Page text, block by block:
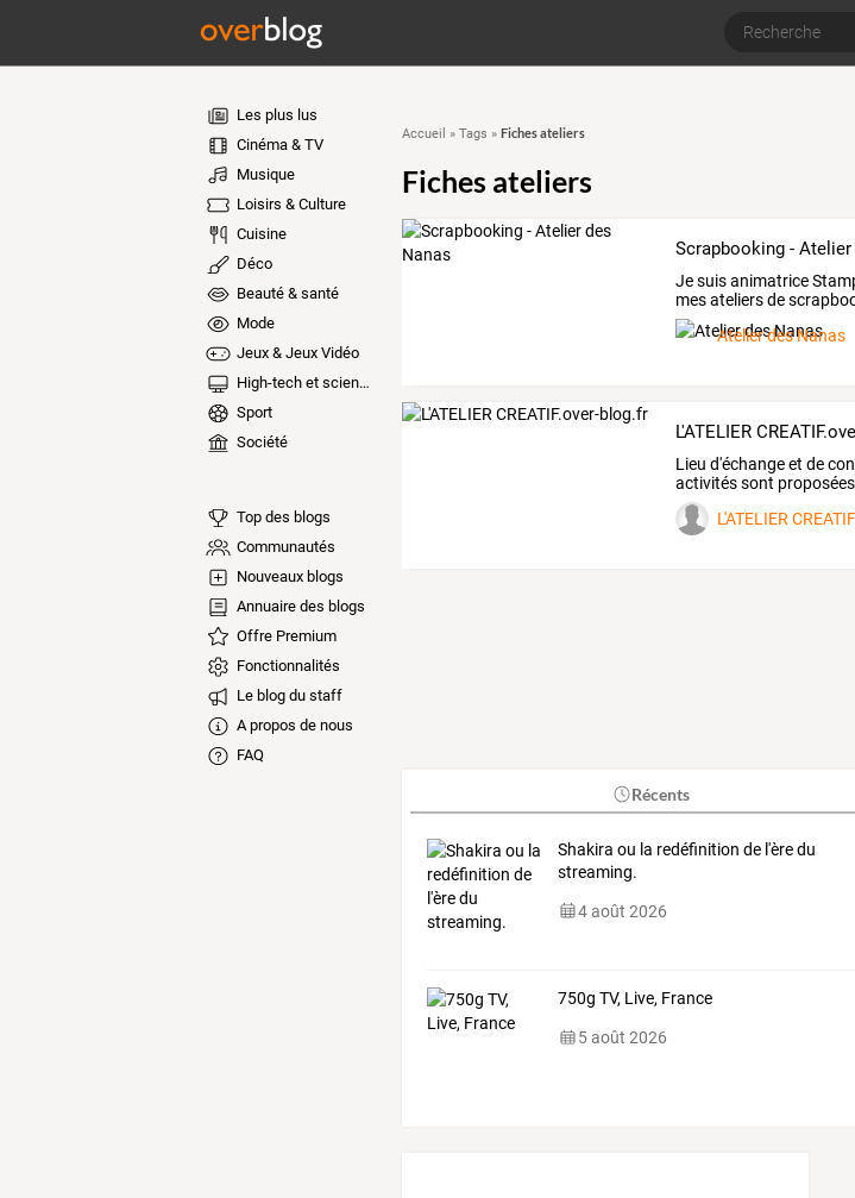
Les plus lus
Cinéma & TV
Musique
Loisirs & Culture
Cuisine
Déco
Beauté & santé
Mode
Jeux & Jeux Vidéo
High-tech et sciences
Sport
Société
Top des blogs
Communautés
Nouveaux blogs
Annuaire des blogs
Offre Premium
Fonctionnalités
Le blog du staff
A propos de nous
FAQ
Accueil » Tags » Fiches ateliers
Fiches ateliers
Scrapbooking -
Jesuisanimatrice
mesateliersde
décoration,
Atelier des Nanas
L'ATELIER
Lieu d'échangeet de
activitéssont proposées
sculpture
L'ATELIER CREATIF
Récents
Shakira ou la redéfinition de l'ère du
streaming.
4 août 2026
750g TV, Live, France
5 août 2026